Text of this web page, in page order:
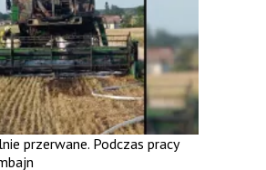
przerwane. Podczas pracy